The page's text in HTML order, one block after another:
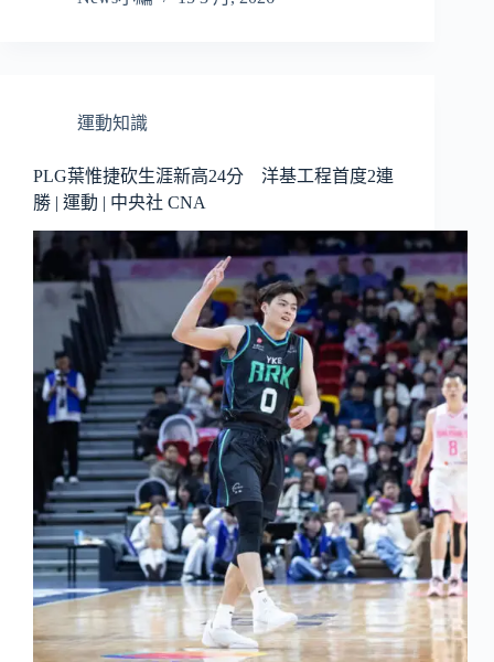
運動知識
PLG葉惟捷砍生涯新高24分 洋基工程首度2連
勝 | 運動 | 中央社 CNA